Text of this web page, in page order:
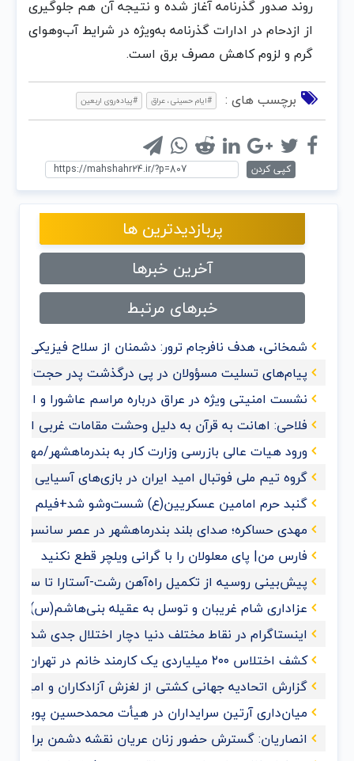
روند صدور گذرنامه آغاز شده و نتیجه آن هم جلوگیری
از ازدحام در ادارات گذرنامه به‌ویژه در شرایط آب‌وهوای
گرم و لزوم کاهش مصرف برق است.
برچسب های : #ایام حسینی، عراق #پیاده‌روی اربعین
کپی کردن
پربازدیدترین ها
آخرین خبرها
خبرهای مرتبط
شمخانی، هدف نافرجام ترور: دشمنان از سلاح فیزیکی
پیام‌های تسلیت مسؤولان در پی درگذشت پدر
نشست امنیتی ویژه در عراق درباره مراسم عاشورا و
فلاحی: اهانت به قرآن‌ به دلیل وحشت مقامات غربی از
ورود هیات عالی بازرسی وزارت کار به بندرماهشهر/مهدی
گروه تیم ملی فوتبال امید ایران در بازی‌های آسیایی
گنبد حرم امامین عسکریین(ع) شست‌وشو شد+فیلم و
مهدی حساکره؛ صدای بلند بندرماهشهر در عصر سانسور و
فارس من| پای معلولان را با گرانی ویلچر قطع نکنید
پیش‌بینی روسیه از تکمیل راه‌آهن رشت-آستارا تا سال ‌۲۰۲۸
عزاداری شام غریبان و توسل به عقیله بنی‌هاشم(س) با
اینستاگرام در نقاط مختلف دنیا دچار اختلال جدی شد
کشف اختلاس ۲۰۰ میلیاردی یک کارمند خانم در تهران
گزارش اتحادیه جهانی کشتی از لغزش آزادکاران و
میان‌داری آرتین سرایداران در هیأت محمدحسین
انصاریان: گسترش حضور زنان عریان نقشه دشمن برای